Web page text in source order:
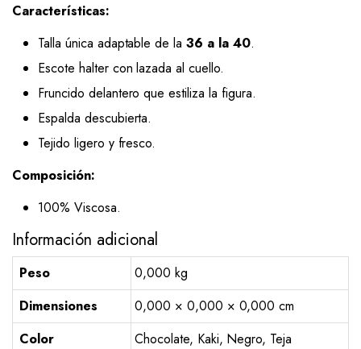
Características:
Talla única adaptable de la36 a la 40.
Escote halter con lazada al cuello.
Fruncido delantero que estiliza la figura.
Espalda descubierta.
Tejido ligero y fresco.
Composición:
100% Viscosa.
Información adicional
Peso
0,000 kg
Dimensiones
0,000 × 0,000 × 0,000 cm
Color
Chocolate, Kaki, Negro, Teja